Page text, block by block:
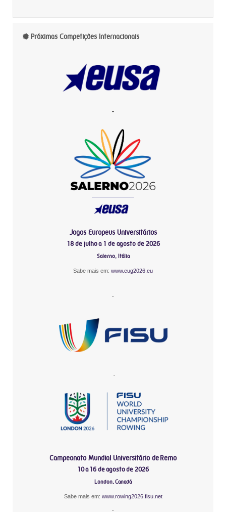
Próximas Competições Internacionais
-
Jogos Europeus Universitários
18 de julho a 1 de agosto de 2026
Salerno, Itália
Sabe mais em: www.eug2026.eu
-
-
Campeonato Mundial Universitário de Remo
10 a 16 de agosto de 2026
London, Canadá
Sabe mais em: www.rowing2026.fisu.net
-